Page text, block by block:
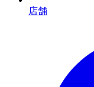
店舗